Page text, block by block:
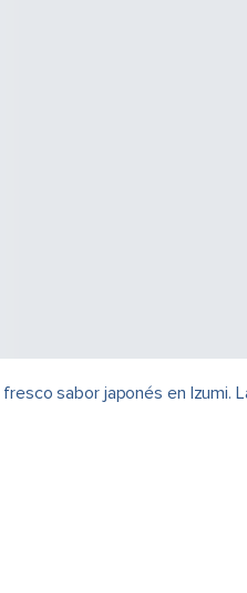
sabor japonés en Izumi.